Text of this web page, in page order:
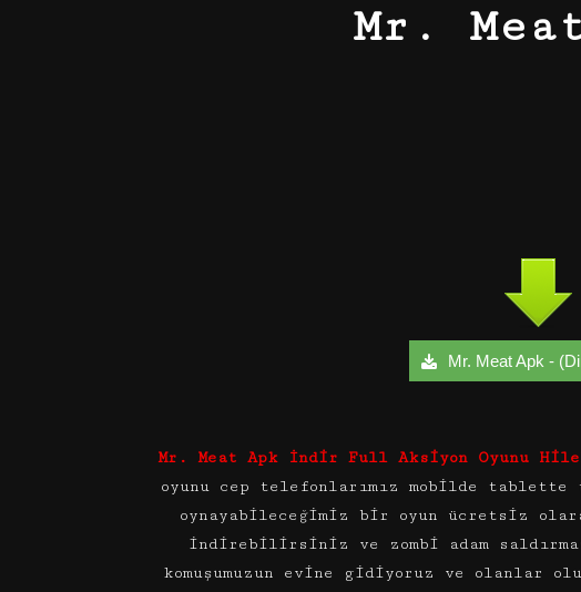
Mr.
Mr. Meat Apk -
Mr. Meat Apk İndir Full Aksiyon Oyunu
oyunu cep telefonlarımız mobilde
oynayabileceğimiz bir oyun ücretsiz
indirebilirsiniz ve zombi adam
komuşumuzun evine gidiyoruz ve olanlar